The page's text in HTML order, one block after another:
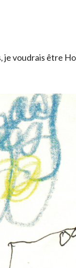
voudrais être